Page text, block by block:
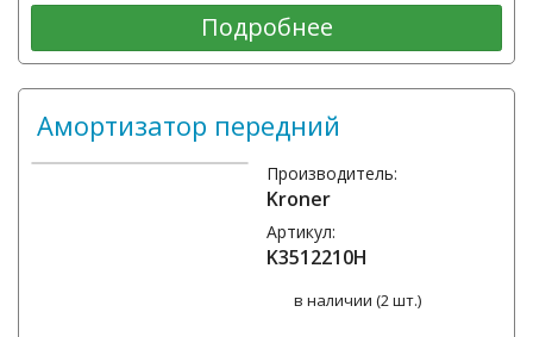
Подробнее
Амортизатор передний
Производитель:
Kroner
Артикул:
K3512210H
в наличии (2 шт.)